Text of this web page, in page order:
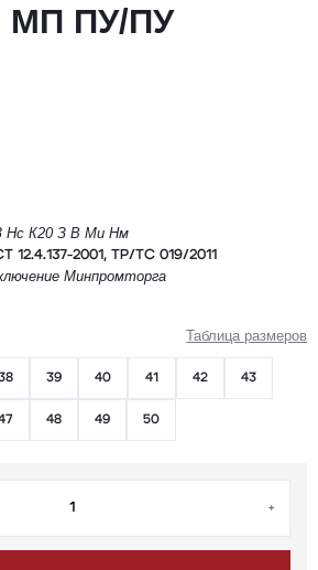
МП ПУ/ПУ
Нс К20 З В Ми Нм
12.4.137-2001, ТР/ТС 019/2011
Минпромторга
Таблица размеров
39 40 41 42 43
48 49 50
+